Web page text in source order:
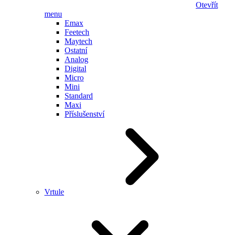
Otevřít
menu
Emax
Feetech
Maytech
Ostatní
Analog
Digital
Micro
Mini
Standard
Maxi
Příslušenství
Vrtule